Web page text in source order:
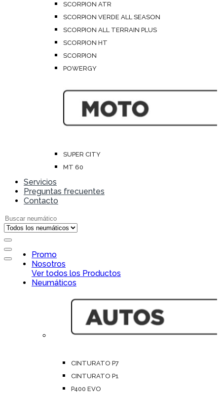
SCORPION ATR
SCORPION VERDE ALL SEASON
SCORPION ALL TERRAIN PLUS
SCORPION HT
SCORPION
POWERGY
SUPER CITY
MT 60
Servicios
Preguntas frecuentes
Contacto
Search for:
Open
Close
Promo
Nosotros
Ver todos los Productos
Neumáticos
CINTURATO P7
CINTURATO P1
P400 EVO